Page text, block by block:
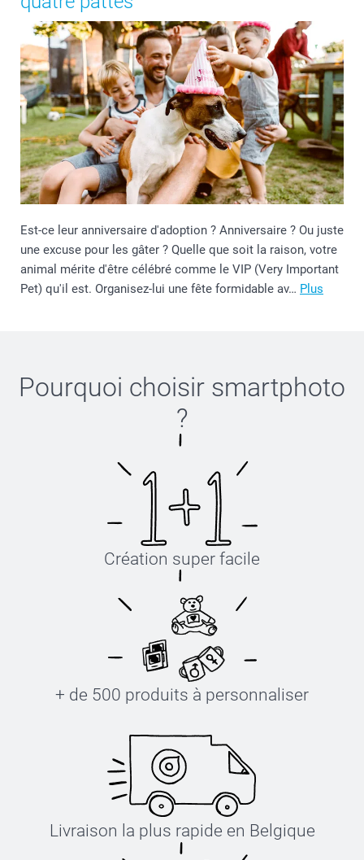
Est-ce leur anniversaire d'adoption ? Anniversaire ? Ou juste
une excuse pour les gâter ? Quelle que soit la raison, votre
animal mérite d'être célébré comme le VIP (Very Important
Pet) qu'il est. Organisez-lui une fête formidable av… Plus
Pourquoi choisir smartphoto
?
Création super facile
+ de 500 produits à personnaliser
Livraison la plus rapide en Belgique